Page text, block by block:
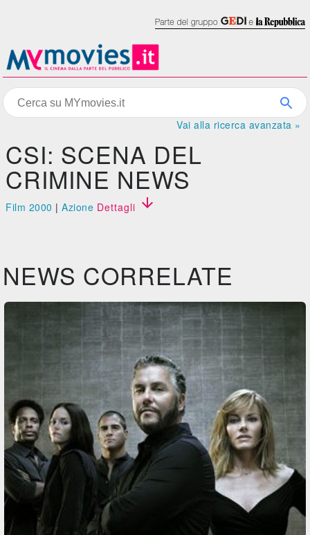
Vai alla ricerca avanzata »
CSI: SCENA DEL
CRIMINE NEWS
Film 2000 |Azione Dettagli 
NEWS CORRELATE